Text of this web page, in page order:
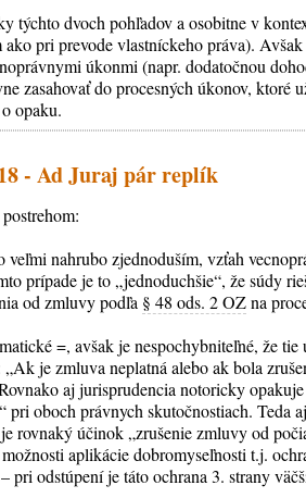
týchto dvoch pohľadov a osobitne v
pri prevode vlastníckeho práva).
úkonmi (napr. dodatočnou
zasahovať do procesných úkonov, ktoré
opaku.
- Ad Juraj pár replík
nahrubo zjednoduším, vzťah
prípade je to „jednoduchšie“, že súdy
od zmluvy podľa § 48 ods. 2 OZna
=, avšak je nespochybniteľné, že
„Ak je zmluva neplatná alebo ak bola
aj jurisprudencia notoricky opakuje
oboch právnych skutočnostiach. Teda
rovnaký účinok „zrušenie zmluvy od
aplikácie dobromyseľnosti t.j.
pri odstúpení je táto ochrana 3. strany